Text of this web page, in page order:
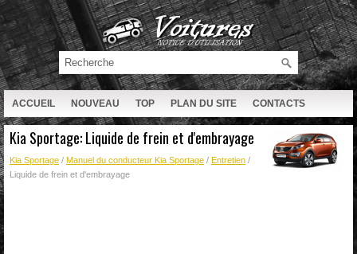
ACCUEIL NOUVEAU TOP PLAN DU SITE CONTACTS
RECHERCHE
Kia Sportage: Liquide de frein et d'embrayage
Kia Sportage / Manuel du conducteur Kia Sportage / Entretien /
Liquide de frein et d'embrayage